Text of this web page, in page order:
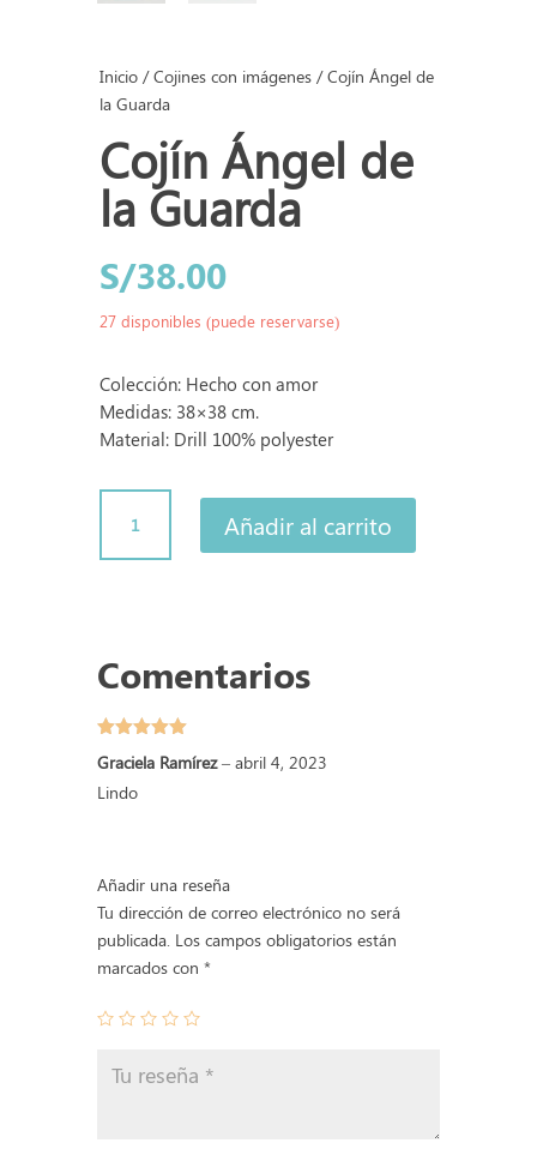
Inicio/Cojines con imágenes/ Cojín Ángel de
la Guarda
Cojín Ángel de
la Guarda
S/38.00
27 disponibles (puede reservarse)
Colección: Hecho con amor
Medidas: 38×38 cm.
Material: Drill 100% polyester
Ángel
de
Añadir al carrito
Comentarios
con5de 5
Graciela Ramírez– abril 4, 2023
Lindo
Añadir una reseña
Tu dirección de correo electrónico no será
publicada. Los campos obligatorios están
marcados con *